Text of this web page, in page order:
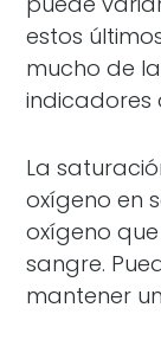
estos
mucho de
indicadores
La
oxígeno en
oxígeno
sangre.
mantener